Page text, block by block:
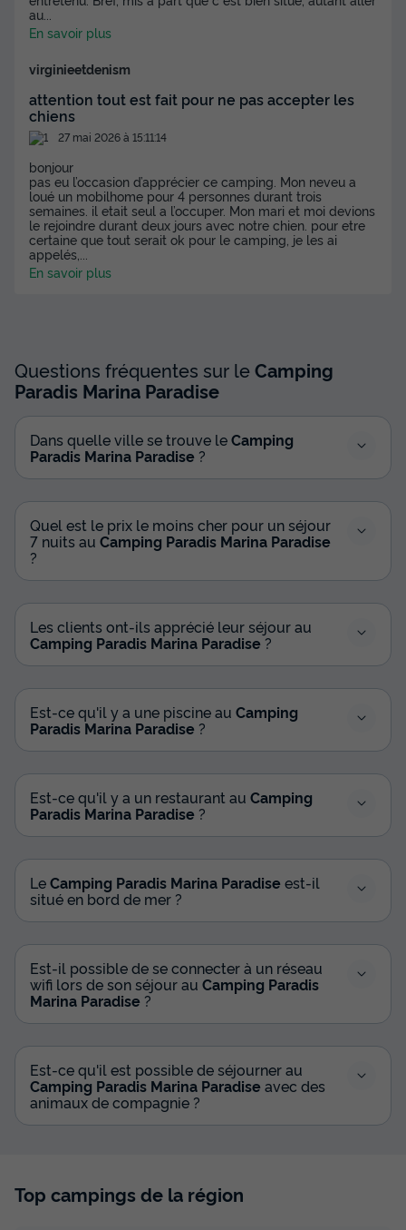
MOBILHOME 4 personnes - PIKI LODGE- 2
Surface
32m² 4
Chambres
Terrasse semi-couverte
Cafetière
Lave-vaisselle
+ 6
MOBILHOME 4 personnes - PIKI LODGE- 2 chambres 1
salle de jeux Clim TV LV
417 €
BUNGALOW 10 personnes - Piki Family
Annulation gratuite
Accès wifi Animaux autorisés *
BUNGALOW 10 personnes - Piki Family
Meilleur prix pour 7 nuits
Modifier les dates
797 €
au
En savoir plus
virginieetdenism
attention tout est fait pour ne pas accepter les
chiens
27 mai 2026 à 15:11:14
bonjour
pas eu l’occasion d’apprécier ce camping. Mon neveu a
loué un mobilhome pour 4 personnes durant trois
semaines. il etait seul a l’occuper. Mon mari et moi devions
le rejoindre durant deux jours avec notre chien. pour etre
certaine que tout serait ok pour le camping, je les ai
appelés, ...
En savoir plus
Questions fréquentes sur leCamping
Paradis Marina Paradise
Dans quelle ville se trouve leCamping
Paradis Marina Paradise ?
Quel est le prix le moins cher pour un séjour
7 nuits au Camping Paradis Marina Paradise
?
Les clients ont-ils apprécié leur séjour au
Camping Paradis Marina Paradise ?
Est-ce qu'il y a une piscine au Camping
Paradis Marina Paradise ?
Est-ce qu'il y a un restaurant au Camping
Paradis Marina Paradise ?
LeCamping Paradis Marina Paradise est-il
situé en bord de mer ?
Est-il possible de se connecter à un réseau
wifi lors de son séjour au Camping Paradis
Marina Paradise ?
Est-ce qu'il est possible de séjourner au
Camping Paradis Marina Paradise avec des
animaux de compagnie ?
Top campings de la région